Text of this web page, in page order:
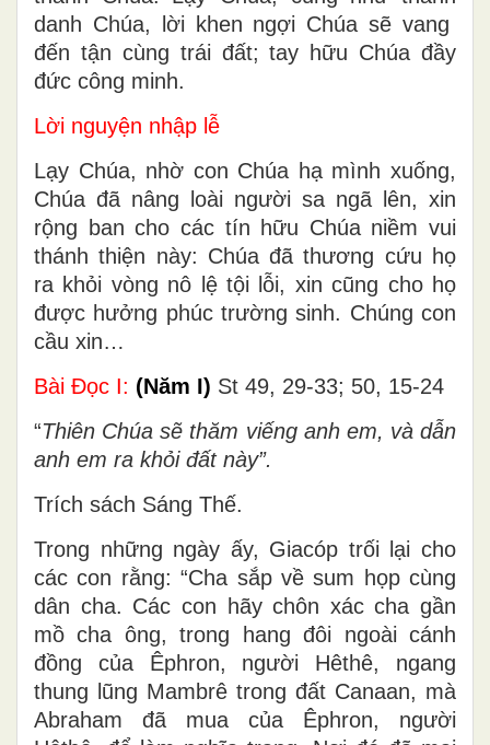
danh Chúa, lời khen ngợi Chúa sẽ vang
đến tận cùng trái đất; tay hữu Chúa đầy
đức công minh.
Lời nguyện nhập lễ
Lạy Chúa, nhờ con Chúa hạ mình xuống,
Chúa đã nâng loài người sa ngã lên, xin
rộng ban cho các tín hữu Chúa niềm vui
thánh thiện này: Chúa đã thương cứu họ
ra khỏi vòng nô lệ tội lỗi, xin cũng cho họ
được hưởng phúc trường sinh. Chúng con
cầu xin…
Bài Ðọc I: (Năm I) St 49, 29-33; 50, 15-24
“Thiên Chúa sẽ thăm viếng anh em, và dẫn
anh em ra khỏi đất này”.
Trích sách Sáng Thế.
Trong những ngày ấy, Giacóp trối lại cho
các con rằng: “Cha sắp về sum họp cùng
dân cha. Các con hãy chôn xác cha gần
mồ cha ông, trong hang đôi ngoài cánh
đồng của Êphron, người Hêthê, ngang
thung lũng Mambrê trong đất Canaan, mà
Abraham đã mua của Êphron, người